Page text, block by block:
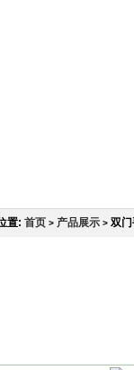
置: 首页 > 产品展示 > 双